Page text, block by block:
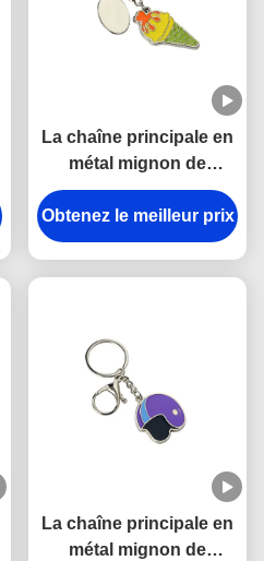
La chaîne principale en
métal mignon de
Pantone émaillent la
chaîne principale
épaisse de crème
Obtenez le meilleur prix
La chaîne principale en
métal mignon de